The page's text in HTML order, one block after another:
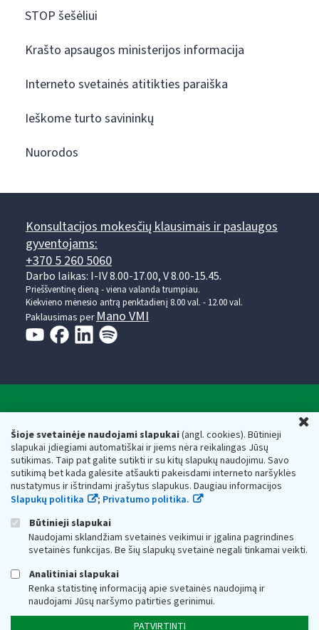
Šioje svetainėje naudojami slapukai(angl. cookies). Būtinieji
slapukai įdiegiami automatiškai ir jiems nėra reikalingas Jūsų
sutikimas. Taip pat galite sutikti ir su kitų slapukų naudojimu. Savo
sutikimą bet kada galėsite atšaukti pakeisdami interneto naršyklės
nustatymus ir ištrindami įrašytus slapukus. Daugiau informacijos
Slapukų politika
; Privatumo politika.
Būtinieji slapukai
Naudojami sklandžiam svetainės veikimui ir įgalina pagrindines
svetainės funkcijas. Be šių slapukų svetainė negali tinkamai veikti.
Analitiniai slapukai
Renka statistinę informaciją apie svetainės naudojimą ir
naudojami Jūsų naršymo patirties gerinimui.
PATVIRTINTI
STOP šešėliui
Krašto apsaugos ministerijos informacija
Interneto svetainės atitikties paraiška
Ieškome turto savininkų
Nuorodos
Konsultacijos mokesčių klausimais ir paslaugos
gyventojams:
+370 5 260 5060
Darbo laikas: I-IV 8.00-17.00, V 8.00-15.45.
Prieššventinę dieną - viena valanda trumpiau.
Kiekvieno mėnesio antrą penktadienį 8.00 val. - 12.00 val.
Paklausimas per Mano VMI
Respublikos finansų ministerijos
Biudžetinė įstaiga. Juridinio asmens kodas — 188659752,
adresas: Vasario 16-osios g. 14, 01107 Vilnius, Lietuva, el.paštas:
vmi@vmi.lt, E. pristatymo dėžutės adresas 188659752
Duomenys apie Valstybinę mokesčių inspekciją prie Lietuvos
Respublikos finansų ministerijos kaupiami ir saugomi Juridinių